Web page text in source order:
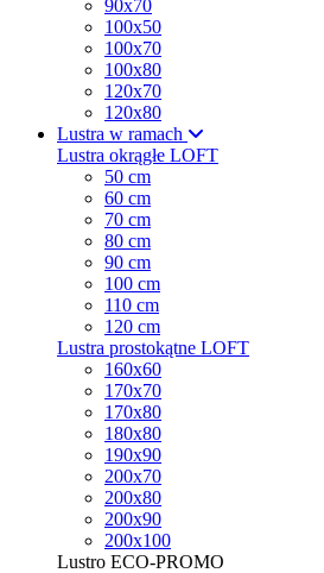
90x70
100x50
100x70
100x80
120x70
120x80
Lustra w ramach
Lustra okrągłe LOFT
50 cm
60 cm
70 cm
80 cm
90 cm
100 cm
110 cm
120 cm
Lustra prostokątne LOFT
160x60
170x70
170x80
180x80
190x90
200x70
200x80
200x90
200x100
Lustro ECO-PROMO